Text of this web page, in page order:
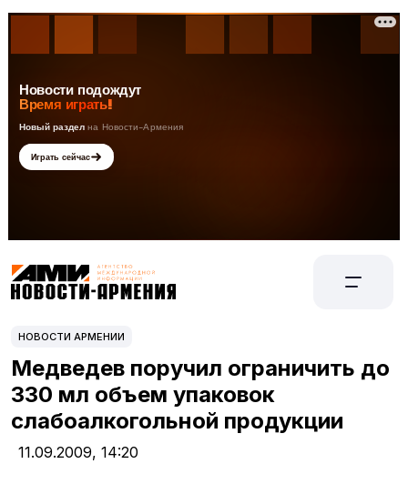
НОВОСТИ АРМЕНИИ
Медведев поручил ограничить до
330 мл объем упаковок
слабоалкогольной продукции
11.09.2009, 14:20